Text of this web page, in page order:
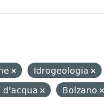
Idrogeologia
d'acqua Bolzano